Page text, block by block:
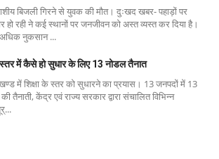
बिजली गिरने से युवक की मौत। दुःखद खबर- पहाड़ों पर
हो रही ने कई स्थानों पर जनजीवन को अस्त व्यस्त कर दिया है।
नुकसान ...
स्तर में कैसे हो सुधार के लिए 13 नोडल तैनात
में शिक्षा के स्तर को सुधारने का प्रयास। 13 जनपदों में 13
तैनाती, केंद्र एवं राज्य सरकार द्वारा संचालित विभिन्न